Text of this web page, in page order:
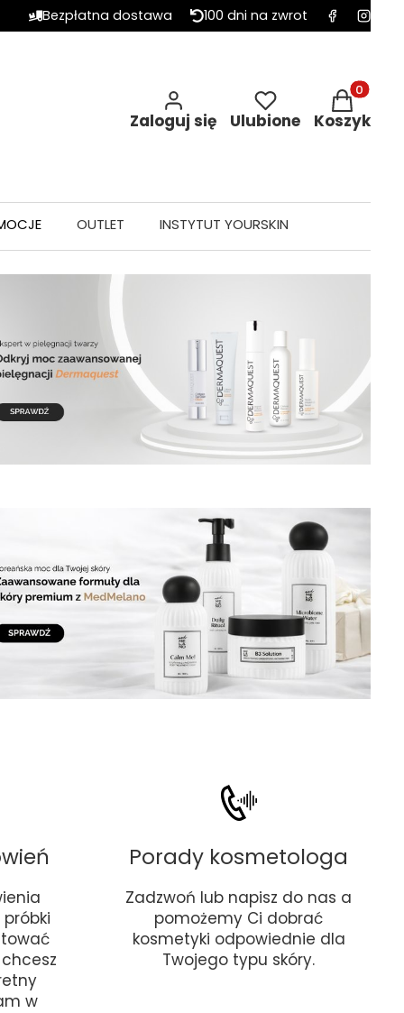
Bezpłatna dostawa 100 dni na zwrot
Zaloguj się Ulubione
Produkty
Koszyk
OUTLET INSTYTUT YOURSKIN
w
Porady kosmetologa
Zadzwoń lub napisz do nas a
pomożemy Ci dobrać
kosmetyki odpowiednie dla
Twojego typu skóry.